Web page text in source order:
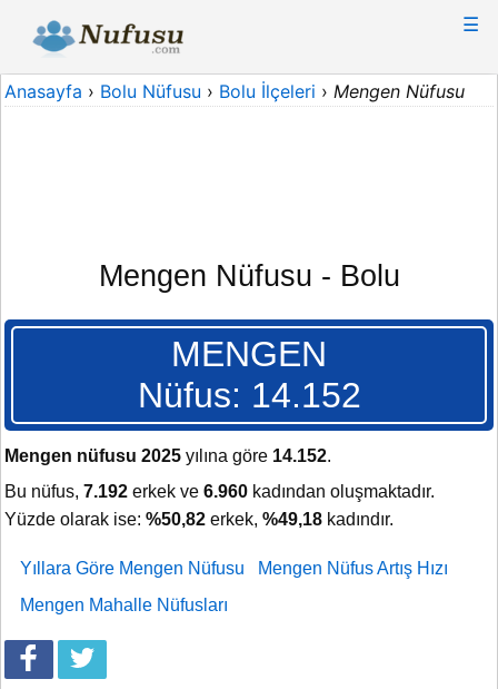
☰
Anasayfa › Bolu Nüfusu › Bolu İlçeleri › Mengen Nüfusu
Mengen Nüfusu - Bolu
MENGEN
Nüfus: 14.152
Mengen nüfusu 2025 yılına göre 14.152.
Bu nüfus, 7.192 erkek ve 6.960 kadından oluşmaktadır.
Yüzde olarak ise: %50,82 erkek, %49,18 kadındır.
Yıllara Göre Mengen Nüfusu
Mengen Nüfus Artış Hızı
Mengen Mahalle Nüfusları